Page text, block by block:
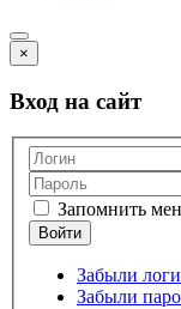
×
Вход на сайт
Запомнить
Забыли
Забыли